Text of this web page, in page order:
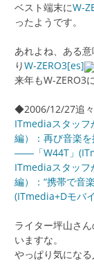
ベスト端末にW-
ったようです。
あれよね、ある
りW-ZERO3[es]
来年もW-ZERO3
◆2006/12/27追
ITmediaスタッフ
編）：再び音楽
――「W44T」
ITmediaスタッフ
編）：“携帯で音
(ITmedia+Dモバ
ライター坪山さ
いますな。
やっぱり気になる